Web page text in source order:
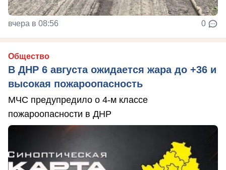
вчера в 08:56 0
Общество
В ДНР 6 августа ожидается жара до +36 и
высокая пожароопасность
МЧС предупредило о 4-м классе
пожароопасности в ДНР